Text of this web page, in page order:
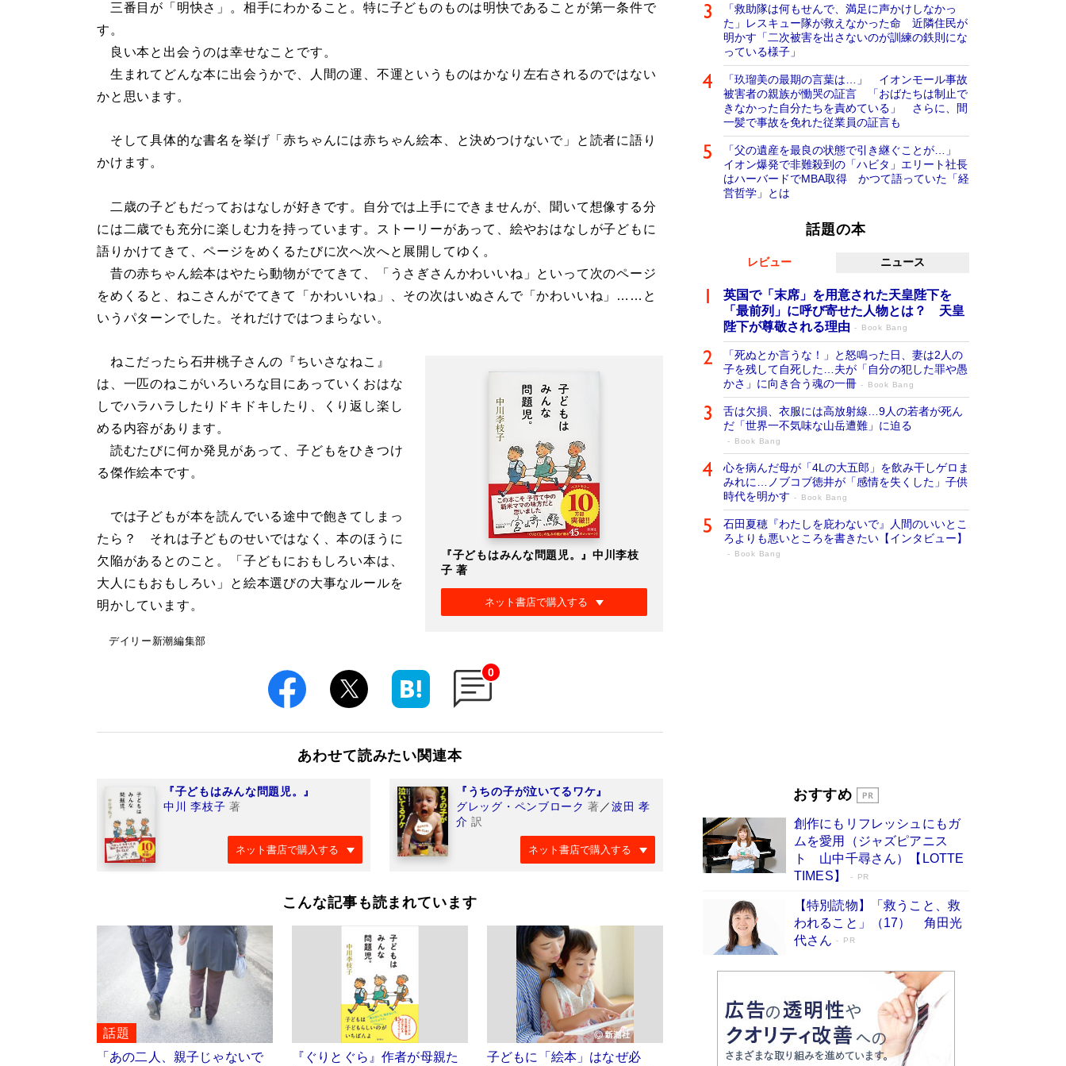
三番目が「明快さ」。相手にわかること。特に子どものものは明快であることが第一条件で
す。
良い本と出会うのは幸せなことです。
生まれてどんな本に出会うかで、人間の運、不運というものはかなり左右されるのではない
かと思います。
そして具体的な書名を挙げ「赤ちゃんには赤ちゃん絵本、と決めつけないで」と読者に語り
かけます。
二歳の子どもだっておはなしが好きです。自分では上手にできませんが、聞いて想像する分
には二歳でも充分に楽しむ力を持っています。ストーリーがあって、絵やおはなしが子どもに
語りかけてきて、ページをめくるたびに次へ次へと展開してゆく。
昔の赤ちゃん絵本はやたら動物がでてきて、「うさぎさんかわいいね」といって次のページ
をめくると、ねこさんがでてきて「かわいいね」、その次はいぬさんで「かわいいね」……と
いうパターンでした。それだけではつまらない。
『子どもはみんな問題児。』中川李枝
子 著
ネット書店で購入する
ねこだったら石井桃子さんの『ちいさなねこ』
は、一匹のねこがいろいろな目にあっていくおはな
しでハラハラしたりドキドキしたり、くり返し楽し
める内容があります。
読むたびに何か発見があって、子どもをひきつけ
る傑作絵本です。
では子どもが本を読んでいる途中で飽きてしまっ
たら？ それは子どものせいではなく、本のほうに
欠陥があるとのこと。「子どもにおもしろい本は、
大人にもおもしろい」と絵本選びの大事なルールを
明かしています。
デイリー新潮編集部
0
あわせて読みたい関連本
『子どもはみんな問題児。』
中川 李枝子 著
ネット書店で購入する
『うちの子が泣いてるワケ』
グレッグ・ペンブローク 著 ／波田 孝
介 訳
ネット書店で購入する
こんな記事も読まれています
話題
「あの二人、親子じゃないで
『ぐりとぐら』作者が母親た
子どもに「絵本」はなぜ必
「救助隊は何もせんで、満足に声かけしなかっ
た」レスキュー隊が救えなかった命 近隣住民が
明かす「二次被害を出さないのが訓練の鉄則にな
っている様子」
「玖瑠美の最期の言葉は…」 イオンモール事故
被害者の親族が慟哭の証言 「おばたちは制止で
きなかった自分たちを責めている」 さらに、間
一髪で事故を免れた従業員の証言も
「父の遺産を最良の状態で引き継ぐことが…」
イオン爆発で非難殺到の「ハビタ」エリート社長
はハーバードでMBA取得 かつて語っていた「経
営哲学」とは
話題の本
レビュー ニュース
英国で「末席」を用意された天皇陛下を
「最前列」に呼び寄せた人物とは？ 天皇
陛下が尊敬される理由
Book Bang
「死ぬとか言うな！」と怒鳴った日、妻は2人の
子を残して自死した…夫が「自分の犯した罪や愚
かさ」に向き合う魂の一冊
Book Bang
舌は欠損、衣服には高放射線…9人の若者が死ん
だ「世界一不気味な山岳遭難」に迫る
Book Bang
心を病んだ母が「4Lの大五郎」を飲み干しゲロま
みれに…ノブコブ徳井が「感情を失くした」子供
時代を明かす
Book Bang
石田夏穂『わたしを庇わないで』人間のいいとこ
ろよりも悪いところを書きたい【インタビュー】
Book Bang
「『火垂るの墓』は、大嘘である」原作者が抱き
続けた“自責の念”とは…「自己憐憫は描きたくな
い」監督が徹底的にこだわったこと（後編） #
戦争の記憶
Book Bang
おすすめ
創作にもリフレッシュにもガ
ムを愛用（ジャズピアニス
ト 山中千尋さん）【LOTTE
TIMES】
PR
【特別読物】「救うこと、救
われること」（17） 角田光
代さん
PR